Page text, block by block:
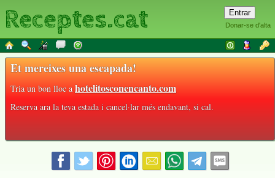
Donar-se d'alta
Receptes.cat
Et mereixes una escapada!
Tria un bon lloc ahotelitosconencanto.com
Reserva ara la teva estada i cancel·lar més endavant, si cal.